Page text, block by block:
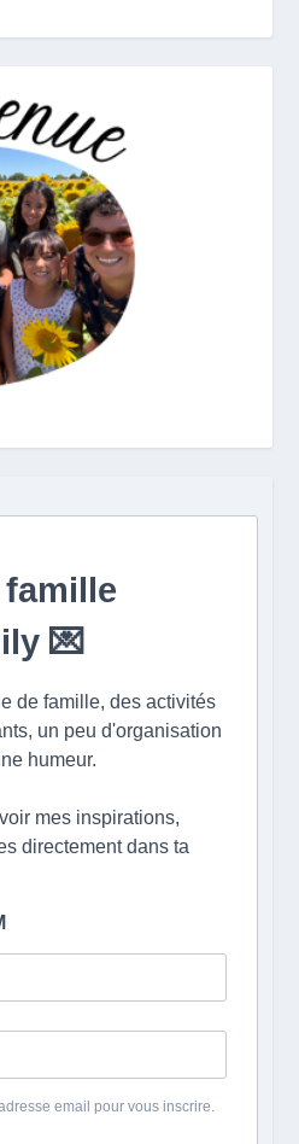
💌
de famille, des activités
un peu d'organisation
humeur.
mes inspirations,
directement dans ta
email pour vous inscrire.